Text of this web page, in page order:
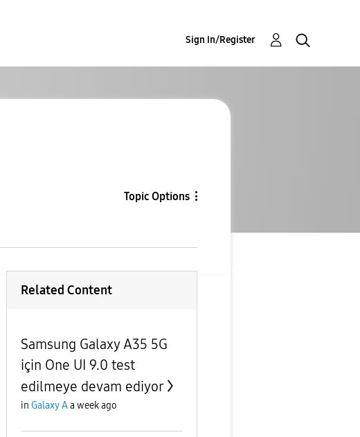
Sign In/Register
Topic Options
Related Content
Samsung Galaxy A35 5G
için One UI 9.0 test
edilmeye devam ediyor
in Galaxy Aa week ago